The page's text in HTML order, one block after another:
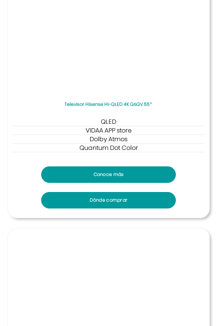
Televisor Hisense Hi-QLED 4K Q6QV 55″
QLED
VIDAA APP store
Dolby Atmos
Quantum Dot Color
Conoce más
Dónde comprar